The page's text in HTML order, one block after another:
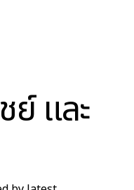
และ